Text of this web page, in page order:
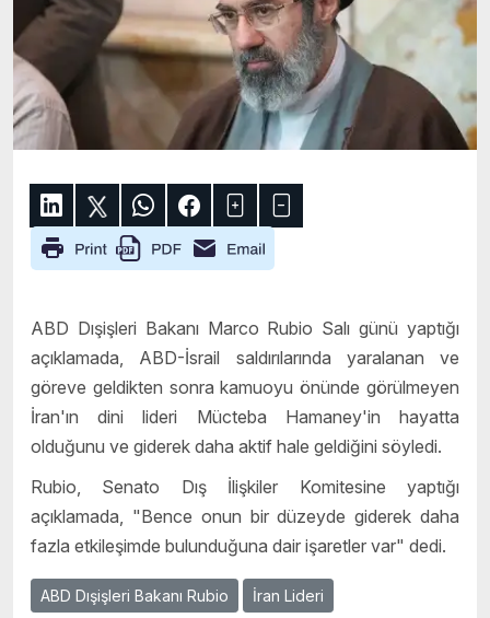
ABD Dışişleri Bakanı Marco Rubio Salı günü yaptığı
açıklamada, ABD-İsrail saldırılarında yaralanan ve
göreve geldikten sonra kamuoyu önünde görülmeyen
İran'ın dini lideri Mücteba Hamaney'in hayatta
olduğunu ve giderek daha aktif hale geldiğini söyledi.
Rubio, Senato Dış İlişkiler Komitesine yaptığı
açıklamada, "Bence onun bir düzeyde giderek daha
fazla etkileşimde bulunduğuna dair işaretler var" dedi.
ABD Dışişleri Bakanı Rubio İran Lideri